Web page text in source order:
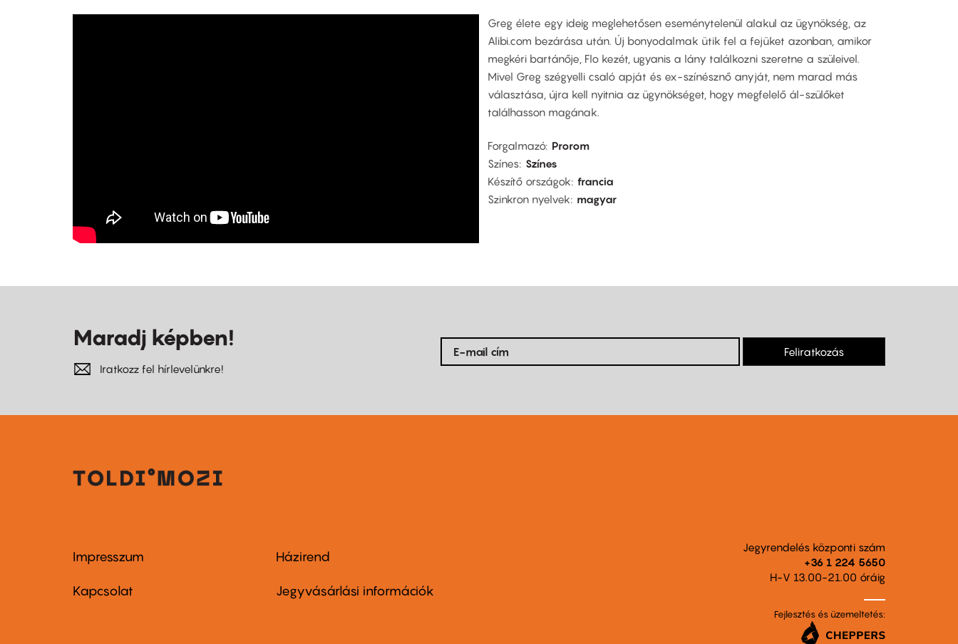
Greg élete egy ideig meglehetősen eseménytelenül alakul az ügynökség, az
Alibi.com bezárása után. Új bonyodalmak ütik fel a fejüket azonban, amikor
megkéri bartánője, Flo kezét, ugyanis a lány találkozni szeretne a szüleivel.
Mivel Greg szégyelli csaló apját és ex-színésznő anyját, nem marad más
választása, újra kell nyitnia az ügynökséget, hogy megfelelő ál-szülőket
találhasson magának.
Forgalmazó Prorom
Színes Színes
Készítő országok francia
Szinkron nyelvek
magyar
Maradj képben!
Iratkozz fel hírlevelünkre!
Feliratkozás
Footer
menu
Impresszum
Kapcsolat
Footer
menu
Házirend
Jegyvásárlási információk
Jegyrendelés központi szám
+36 1 224 5650
H-V 13.00-21.00 óráig
Fejlesztés és üzemeltetés: